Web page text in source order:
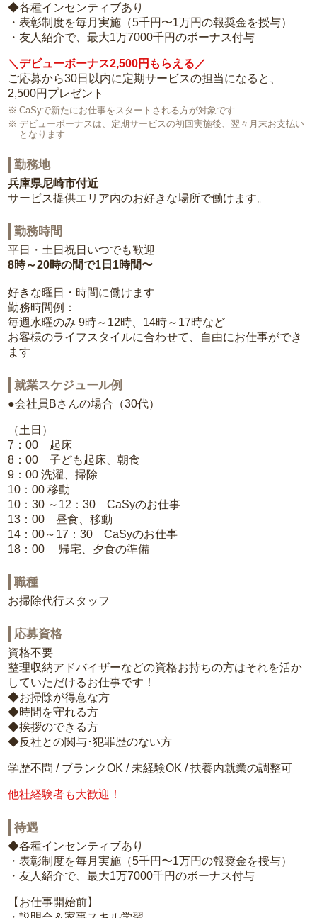
◆各種インセンティブあり
・表彰制度を毎月実施（5千円〜1万円の報奨金を授与）
・友人紹介で、最大1万7000千円のボーナス付与
＼デビューボーナス2,500円もらえる／
ご応募から30日以内に定期サービスの担当になると、
2,500円プレゼント
CaSyで新たにお仕事をスタートされる方が対象です
デビューボーナスは、定期サービスの初回実施後、翌々月末お支払い
となります
勤務地
兵庫県尼崎市付近
サービス提供エリア内のお好きな場所で働けます。
勤務時間
平日・土日祝日いつでも歓迎
8時～20時の間で1日1時間〜
好きな曜日・時間に働けます
勤務時間例：
毎週水曜のみ 9時～12時、14時～17時など
お客様のライフスタイルに合わせて、自由にお仕事ができ
ます
就業スケジュール例
●会社員Bさんの場合（30代）
（土日）
7：00 起床
8：00 子ども起床、朝食
9：00 洗濯、掃除
10：00 移動
10：30 ～12：30 CaSyのお仕事
13：00 昼食、移動
14：00～17：30 CaSyのお仕事
18：00 帰宅、夕食の準備
職種
お掃除代行スタッフ
応募資格
資格不要
整理収納アドバイザーなどの資格お持ちの方はそれを活か
していただけるお仕事です！
◆お掃除が得意な方
◆時間を守れる方
◆挨拶のできる方
◆反社との関与･犯罪歴のない方
学歴不問 / ブランクOK / 未経験OK / 扶養内就業の調整可
他社経験者も大歓迎！
待遇
◆各種インセンティブあり
・表彰制度を毎月実施（5千円〜1万円の報奨金を授与）
・友人紹介で、最大1万7000千円のボーナス付与
【お仕事開始前】